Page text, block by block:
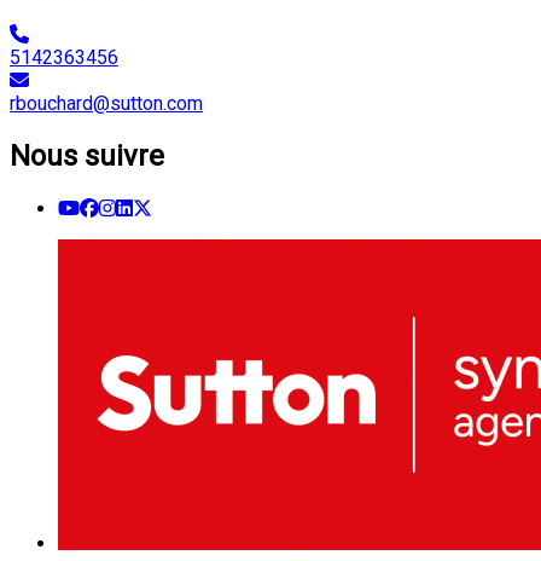
5142363456
rbouchard@sutton.com
Nous suivre